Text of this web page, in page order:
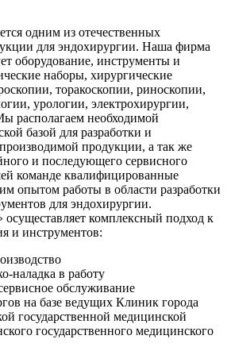
одним из отечественных
для эндохирургии. Наша фирма
оборудование, инструменты и
наборы, хирургические
торакоскопии, риноскопии,
урологии, электрохирургии,
располагаем необходимой
базой для разработки и
продукции, а так же
и последующего сервисного
команде квалифицированные
опытом работы в области разработки
для эндохирургии.
комплексный подход к
и инструментов:
наладка в работу
обслуживание
на базе ведущих Клиник города
государственной медицинской
государственного медицинского